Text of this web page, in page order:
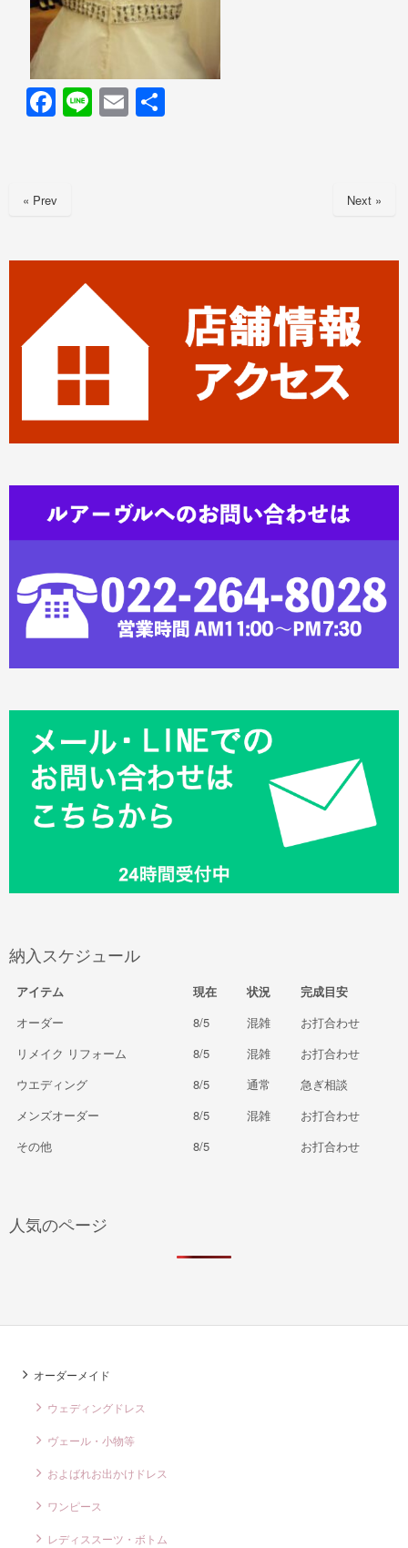
F
a
e
k
Li
n
E
m
« Prev Next »
納入スケジュール
アイテム 現在 状況
完成目安
オーダー
8/5 混雑
お打合わせ
リメイク リフォーム
8/5 混雑
お打合わせ
ウエディング
8/5 通常
急ぎ相談
メンズオーダー
8/5 混雑
お打合わせ
その他
8/5 お打合わせ
人気のページ
オーダーメイド
ウェディングドレス
ヴェール・小物等
およばれお出かけドレス
ワンピース
レディススーツ・ボトム